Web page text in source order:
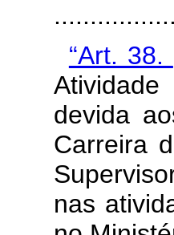
“Art. 38.
devida
Carreira
nas